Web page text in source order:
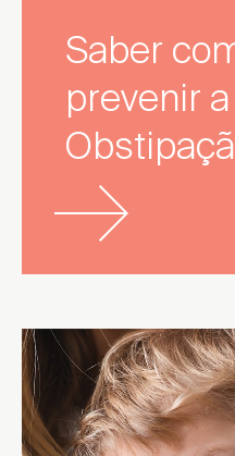
Saber
prevenir a